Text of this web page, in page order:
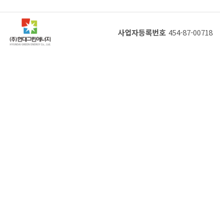
사업자등록번호 454-87-00718